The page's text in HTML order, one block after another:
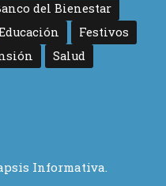
del Bienestar
Festivos
Salud
Informativa.